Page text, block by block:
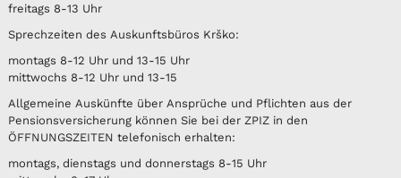
freitags 8-13 Uhr
Sprechzeiten des Auskunftsbüros Krško:
montags 8-12 Uhr und 13-15 Uhr
mittwochs 8-12 Uhr und 13-15
Allgemeine Auskünfte über Ansprüche und Pflichten aus der
Pensionsversicherung können Sie bei der ZPIZ in den
ÖFFNUNGSZEITEN telefonisch erhalten:
montags, dienstags und donnerstags 8-15 Uhr